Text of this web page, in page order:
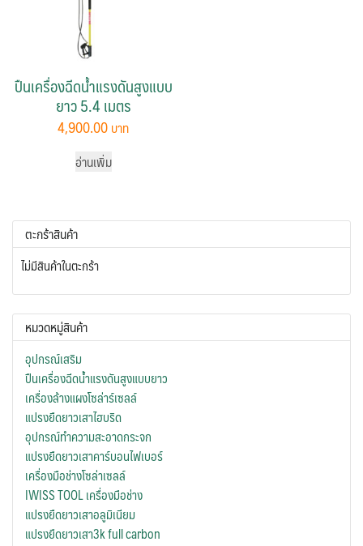
ปืนเครื่องฉีดน้ำแรงดันสูงแบบ
ยาว 5.4 เมตร
4,900.00
อ่านเพิ่ม
ตะกร้าสินค้า
ไม่มีสินค้าในตะกร้า
หมวดหมู่สินค้า
อุปกรณ์เสริม
ปืนเครื่องฉีดน้ำแรงดันสูงแบบยาว
เครื่องล้างแผงโซล่าร์เซลล์
แปรงยืดยาวเสาไฮบริด
อุปกรณ์ทำความสะอาดกระจก
แปรงยืดยาวเสาคาร์บอนไฟเบอร์
เครื่องมือช่างโซล่าเซลล์
IWISS TOOL เครื่องมือช่าง
แปรงยืดยาวเสาอลูมิเนียม
แปรงยืดยาวเสา3k full carbon